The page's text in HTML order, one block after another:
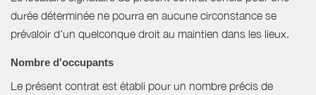
durée déterminée ne pourra en aucune circonstance se
prévaloir d'un quelconque droit au maintien dans les lieux.
Nombre d'occupants
Le présent contrat est établi pour un nombre précis de